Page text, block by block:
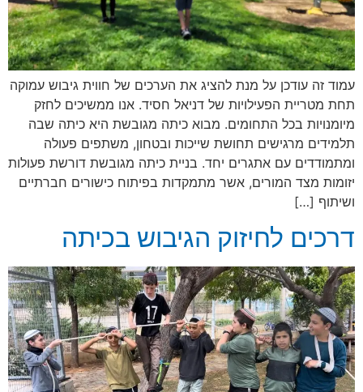
עמוד זה עודכן על מנת להציג את הערכים של חווית גיבוש עמוקה
תחת מטריית הפעילויות של דניאל חסיד. אנו ממשיכים לחזק
מיומנויות בכל התחומים. מבוא כיתה מגובשת היא כיתה שבה
תלמידים מרגישים תחושת שייכות ובטחון, משתפים פעולה
ומתמודדים עם אתגרים יחד. בניית כיתה מגובשת דורשת פעולות
יזומות מצד המורים, אשר מתמקדות בפיתוח כישורים חברתיים
ושיתוף […]
דרכים לחיזוק הגיבוש בכיתה